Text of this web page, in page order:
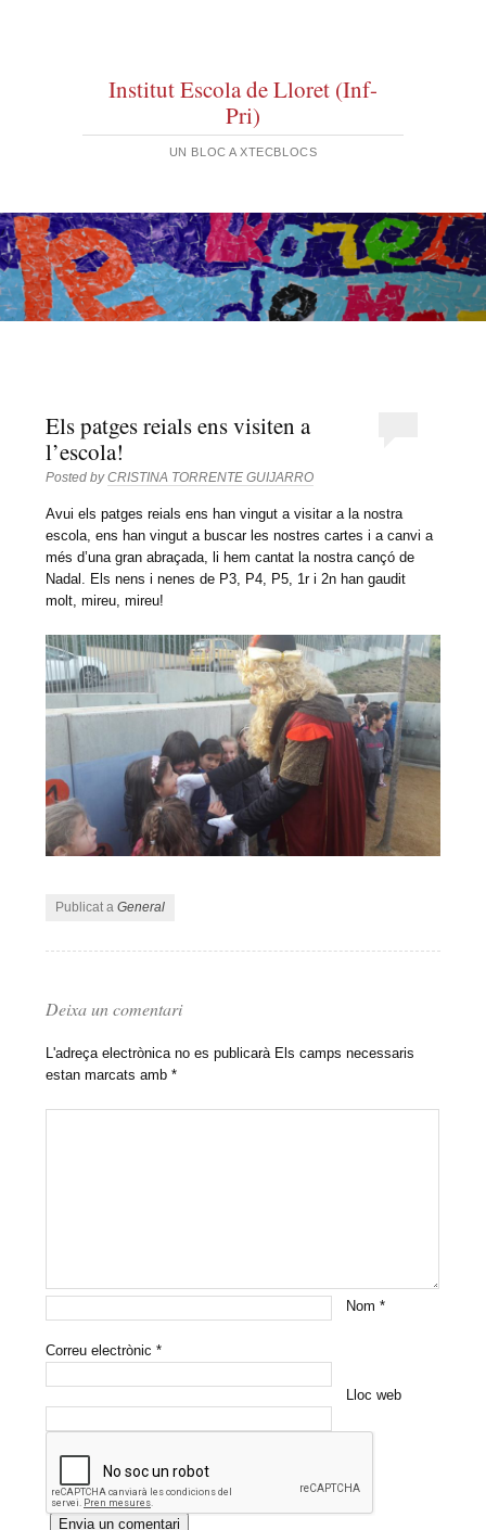
Institut Escola de Lloret (Inf-
Pri)
UN BLOC A XTECBLOCS
Els patges reials ens visiten a
l’escola!
Posted byCRISTINA TORRENTE GUIJARRO
Avui els patges reials ens han vingut a visitar a la nostra
escola, ens han vingut a buscar les nostres cartes i a canvi a
més d’una gran abraçada, li hem cantat la nostra cançó de
Nadal. Els nens i nenes de P3, P4, P5, 1r i 2n han gaudit
molt, mireu, mireu!
Publicat aGeneral
Deixa un comentari
L'adreça electrònica no es publicaràEls camps necessaris
estan marcats amb*
Nom*
Correu electrònic*
Lloc web